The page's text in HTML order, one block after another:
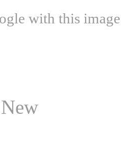
with this image
New